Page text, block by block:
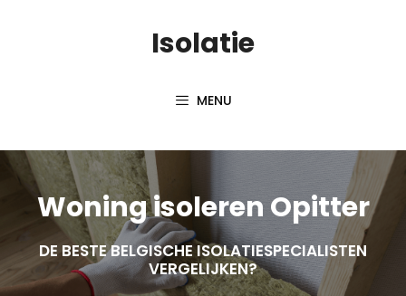
Isolatie
MENU
Woning isoleren Opitter
DE BESTE BELGISCHE ISOLATIESPECIALISTEN
VERGELIJKEN?